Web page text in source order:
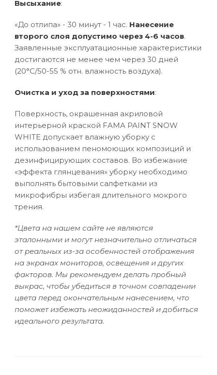
Высыхание:
«До отлипа» - 30 минут - 1 час. Нанесение
второго слоя допустимо через 4-6 часов.
Заявленные эксплуатационные характеристики
достигаются не менее чем через 30 дней
(20°C/50-55 % отн. влажность воздуха).
Очистка и уход за поверхностями:
Поверхность, окрашенная акриловой
интерьерной краской FAMA PAINT SNOW
WHITE допускает влажную уборку с
использованием пеномоющих композиций и
дезинфицирующих составов. Во избежание
«эффекта глянцевания» уборку необходимо
выполнять бытовыми салфетками из
микрофибры избегая длительного мокрого
трения.
*Цвета на нашем сайте не являются
эталонными и могут незначительно отличаться
от реальных из-за особенностей отображения
на экранах мониторов, освещения и других
факторов. Мы рекомендуем делать пробный
выкрас, чтобы убедиться в точном совпадении
цвета перед окончательным нанесением, что
поможет избежать неожиданностей и добиться
идеального результата.